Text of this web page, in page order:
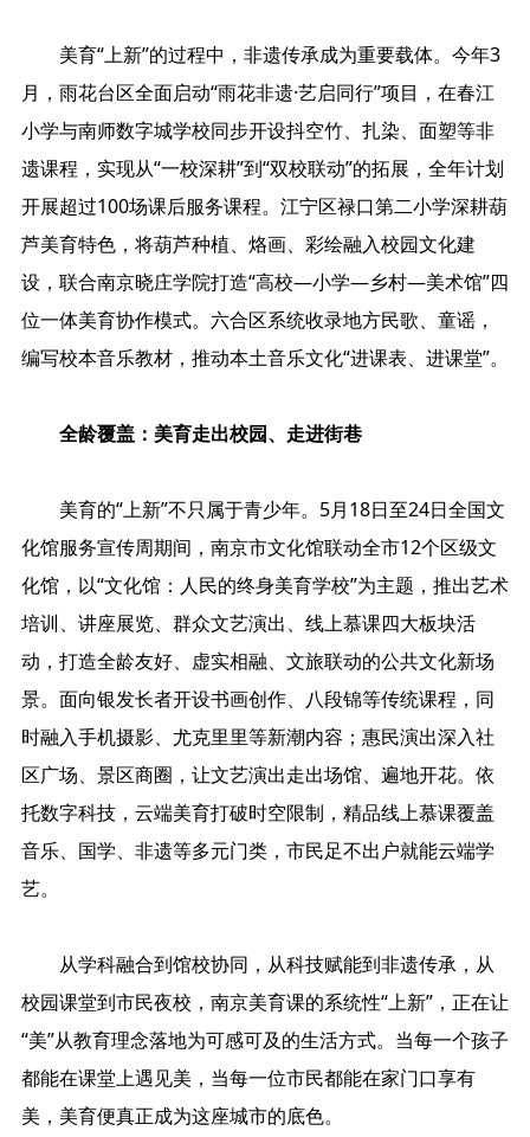
美育“上新”的过程中，非遗传承成为重要载体。今年3
月，雨花台区全面启动“雨花非遗·艺启同行”项目，在春江
小学与南师数字城学校同步开设抖空竹、扎染、面塑等非
遗课程，实现从“一校深耕”到“双校联动”的拓展，全年计划
开展超过100场课后服务课程。江宁区禄口第二小学深耕葫
芦美育特色，将葫芦种植、烙画、彩绘融入校园文化建
设，联合南京晓庄学院打造“高校—小学—乡村—美术馆”四
位一体美育协作模式。六合区系统收录地方民歌、童谣，
编写校本音乐教材，推动本土音乐文化“进课表、进课堂”。
全龄覆盖：美育走出校园、走进街巷
美育的“上新”不只属于青少年。5月18日至24日全国文
化馆服务宣传周期间，南京市文化馆联动全市12个区级文
化馆，以“文化馆：人民的终身美育学校”为主题，推出艺术
培训、讲座展览、群众文艺演出、线上慕课四大板块活
动，打造全龄友好、虚实相融、文旅联动的公共文化新场
景。面向银发长者开设书画创作、八段锦等传统课程，同
时融入手机摄影、尤克里里等新潮内容；惠民演出深入社
区广场、景区商圈，让文艺演出走出场馆、遍地开花。依
托数字科技，云端美育打破时空限制，精品线上慕课覆盖
音乐、国学、非遗等多元门类，市民足不出户就能云端学
艺。
从学科融合到馆校协同，从科技赋能到非遗传承，从
校园课堂到市民夜校，南京美育课的系统性“上新”，正在让
“美”从教育理念落地为可感可及的生活方式。当每一个孩子
都能在课堂上遇见美，当每一位市民都能在家门口享有
美，美育便真正成为这座城市的底色。